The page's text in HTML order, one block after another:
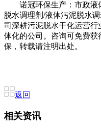
诺冠环保生产：市政
脱水调理剂/液体污泥脱水
司深耕污泥脱水干化运营行
体化的公司。咨询可免费
保，转载请注明出处。
返回
相关资讯